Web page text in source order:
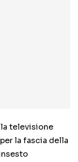
televisione
la fascia della